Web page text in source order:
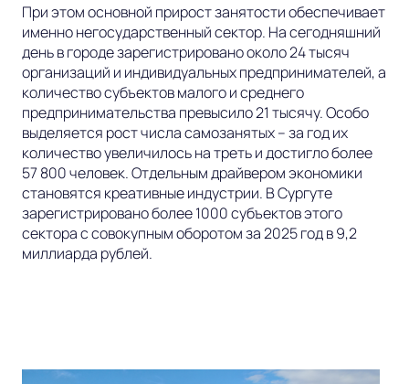
При этом основной прирост занятости обеспечивает
именно негосударственный сектор. На сегодняшний
день в городе зарегистрировано около 24 тысяч
организаций и индивидуальных предпринимателей, а
количество субъектов малого и среднего
предпринимательства превысило 21 тысячу. Особо
выделяется рост числа самозанятых – за год их
количество увеличилось на треть и достигло более
57 800 человек. Отдельным драйвером экономики
становятся креативные индустрии. В Сургуте
зарегистрировано более 1000 субъектов этого
сектора с совокупным оборотом за 2025 год в 9,2
миллиарда рублей.